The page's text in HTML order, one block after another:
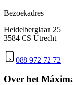
Bezoekadres
Heidelberglaan 25
3584 CS Utrecht
088 972 72 72
Over het